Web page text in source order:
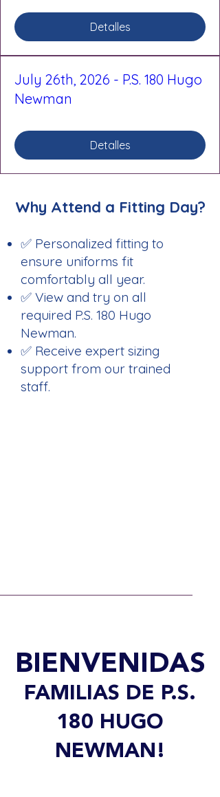
Detalles
July 26th, 2026 - P.S. 180 Hugo
Newman
Detalles
Why Attend a Fitting Day?
✅ Personalized fitting to
ensure uniforms fit
comfortably all year.
✅ View and try on all
required P.S. 180 Hugo
Newman.
✅ Receive expert sizing
support from our trained
staff.
BIENVENIDAS
FAMILIAS DE P.S.
180 HUGO
NEWMAN!